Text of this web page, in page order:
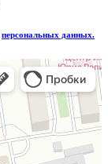
персональных данных.